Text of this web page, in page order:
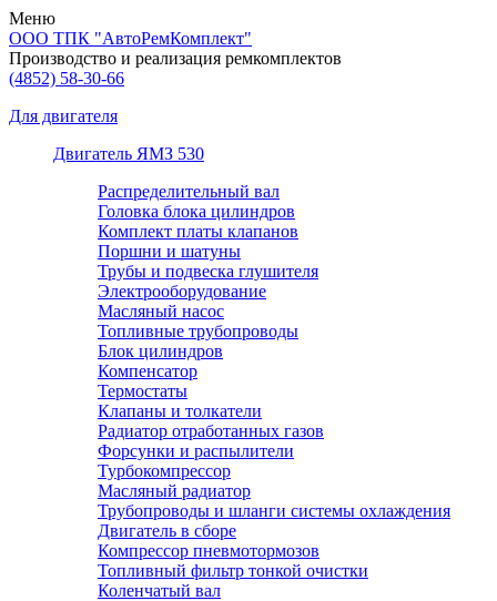
Меню
ООО ТПК "АвтоРемКомплект"
Производство и реализация ремкомплектов
(4852) 58-30-66
Для двигателя
Двигатель ЯМЗ 530
Распределительный вал
Головка блока цилиндров
Комплект платы клапанов
Поршни и шатуны
Трубы и подвеска глушителя
Электрооборудование
Масляный насос
Топливные трубопроводы
Блок цилиндров
Компенсатор
Термостаты
Клапаны и толкатели
Радиатор отработанных газов
Форсунки и распылители
Турбокомпрессор
Масляный радиатор
Трубопроводы и шланги системы охлаждения
Двигатель в сборе
Компрессор пневмотормозов
Топливный фильтр тонкой очистки
Коленчатый вал